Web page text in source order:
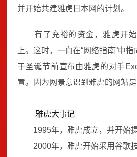
并开始共建雅虎日本网的计划。
有了充裕的资金，雅虎开始
上。这时，一向在“网络指南”中
于圣诞节前宣布由雅虎的对手
置。因为网景意识到雅虎的网站是
雅虎大事记
1995年，雅虎成立，并开始提
2000年，雅虎开始采用谷歌技